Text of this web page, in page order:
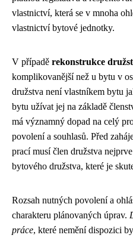
vlastnictví, která se v mnoha
vlastnictví bytové jednotky.
V případě rekonstrukce
komplikovanější než u bytu v
družstva není vlastníkem bytu
bytu užívat jej na základě
má významný dopad na celý
povolení a souhlasů. Před
prací musí člen družstva
bytového družstva, které je
Rozsah nutných povolení a
charakteru plánovaných úprav.
práce, které nemění dispozici